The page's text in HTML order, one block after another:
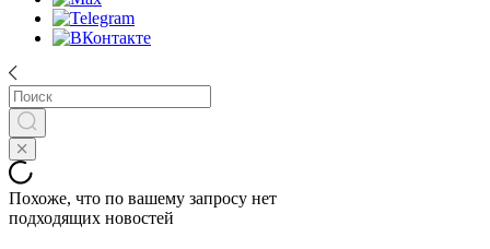
Похоже, что по вашему запросу нет
подходящих новостей